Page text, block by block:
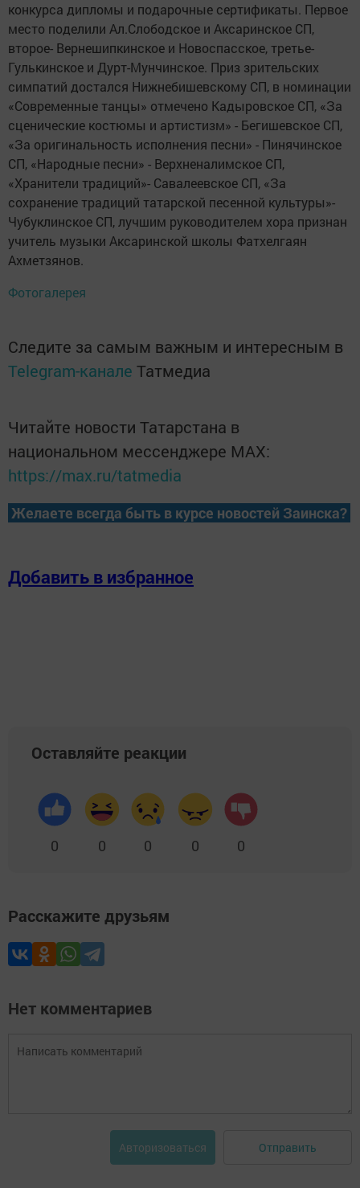
конкурса дипломы и подарочные сертификаты. Первое
место поделили Ал.Слободское и Аксаринское СП,
второе- Вернешипкинское и Новоспасское, третье-
Гулькинское и Дурт-Мунчинское. Приз зрительских
симпатий достался Нижнебишевскому СП, в номинации
«Современные танцы» отмечено Кадыровское СП, «За
сценические костюмы и артистизм» - Бегишевское СП,
«За оригинальность исполнения песни» - Пинячинское
СП, «Народные песни» - Верхненалимское СП,
«Хранители традиций»- Савалеевское СП, «За
сохранение традиций татарской песенной культуры»-
Чубуклинское СП, лучшим руководителем хора признан
учитель музыки Аксаринской школы Фатхелгаян
Ахметзянов.
Фотогалерея
Следите за самым важным и интересным в
Telegram-канале Татмедиа
Читайте новости Татарстана в
национальном мессенджере MАХ:
https://max.ru/tatmedia
Желаете всегда быть в курсе новостей Заинска?
Добавить в избранное
Оставляйте реакции
0 0 0 0 0
Расскажите друзьям
Нет комментариев
Авторизоваться Отправить